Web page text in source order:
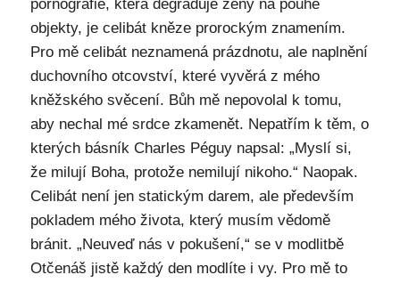
pornografie, která degraduje ženy na pouhé
objekty, je celibát kněze prorockým znamením.
Pro mě celibát neznamená prázdnotu, ale naplnění
duchovního otcovství, které vyvěrá z mého
kněžského svěcení. Bůh mě nepovolal k tomu,
aby nechal mé srdce zkamenět. Nepatřím k těm, o
kterých básník Charles Péguy napsal: „Myslí si,
že milují Boha, protože nemilují nikoho.“ Naopak.
Celibát není jen statickým darem, ale především
pokladem mého života, který musím vědomě
bránit. „Neuveď nás v pokušení,“ se v modlitbě
Otčenáš jistě každý den modlíte i vy. Pro mě to